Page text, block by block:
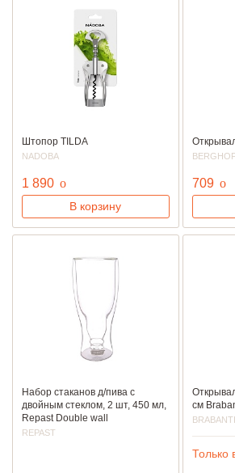
Штопор TILDA
NADOBA
1 890 руб.
o
В корзину
709 руб.
o
Набор стаканов д/пива с
двойным стеклом, 2 шт, 450 мл,
Repast Double wall
REPAST
см
Только